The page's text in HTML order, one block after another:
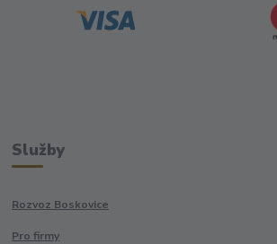
Služby
Rozvoz Boskovice
Pro firmy